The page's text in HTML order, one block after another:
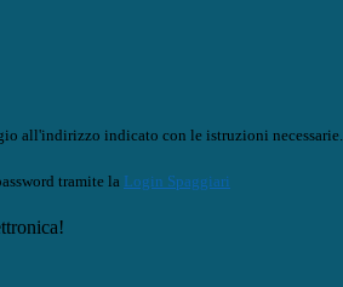
all'indirizzo indicato con le istruzioni necessarie.
tramite la Login Spaggiari